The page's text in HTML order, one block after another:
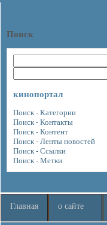
Поиск
кинопортал
Поиск - Категории
Поиск - Контакты
Поиск - Контент
Поиск - Ленты новостей
Поиск - Ссылки
Поиск - Метки
Главная о сайте